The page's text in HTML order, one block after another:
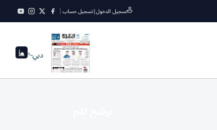
تسجيل الدخول|تسجيل حساب
دبي--°